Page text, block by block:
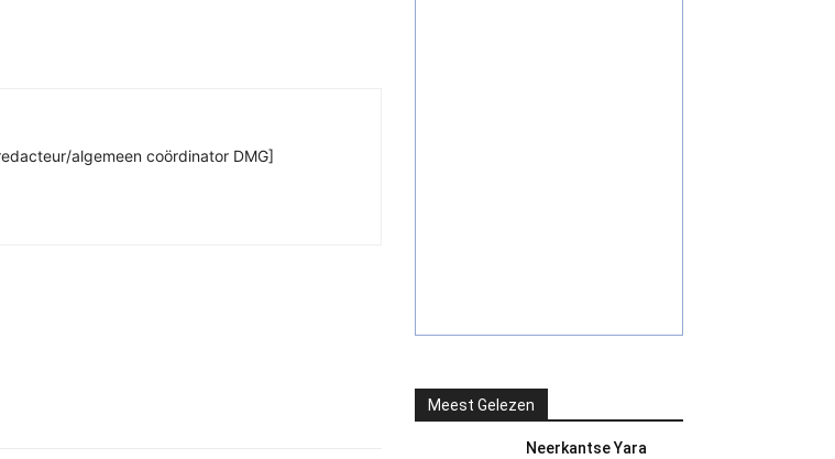
algemeen coördinator DMG]
Meest Gelezen
Neerkantse Yara